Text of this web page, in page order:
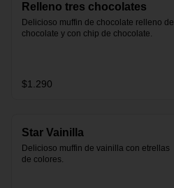
Relleno tres chocolates
Delicioso muffin de chocolate relleno de
chocolate y con chip de chocolate.
$1.290
Star Vainilla
Delicioso muffin de vainilla con etrellas
de colores.